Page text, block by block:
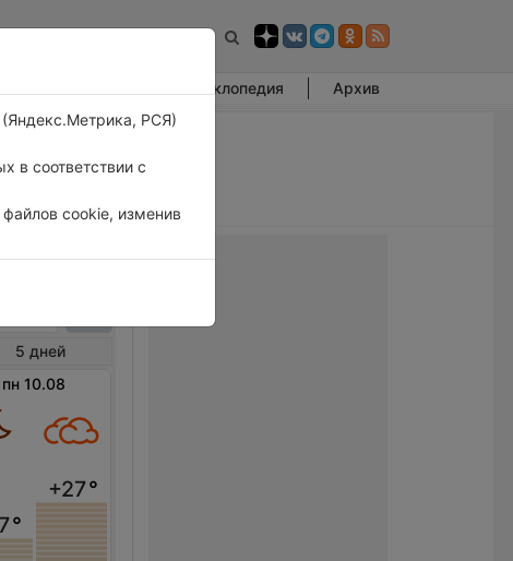
Энциклопедия Архив
5 дней
пн 10.08
°
+27°
(Яндекс.Метрика, РСЯ)
в соответствии с
cookie, изменив